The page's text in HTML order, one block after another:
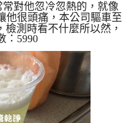
管對他忽冷忽熱的，就像
他很頭痛，本公司驅車至
測時看不什麼所以然，
機，灌入 檸檬酸水 至管
水管清洗機 ，啟動 螺旋
水，源源不絕，最後跑
到都愣了一下，如下影片
器不會對黃先生發脾氣
化，會產生鐵鏽跟泥沙堆
色，地下水含有氧化錳，
結成黑...
：5990